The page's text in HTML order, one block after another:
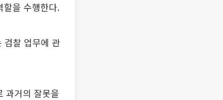
을 수행한다.
검찰 업무에 관
과거의 잘못을